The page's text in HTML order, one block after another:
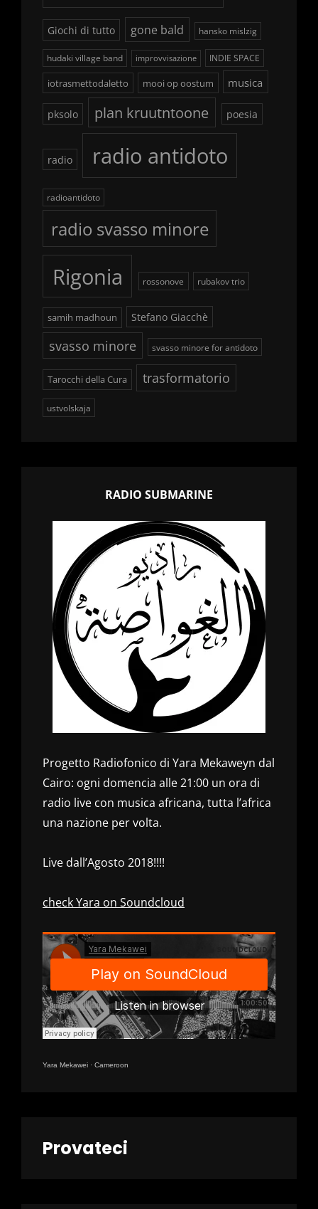
Giochi di tutto gone bald hansko mislzig
hudaki village band improvvisazione INDIE SPACE
iotrasmettodaletto mooi op oostum musica
pksolo plan kruutntoone poesia
radio radio antidoto
radioantidoto
radio svasso minore
Rigonia rossonove rubakov trio
samih madhoun Stefano Giacchè
svasso minore svasso minore for antidoto
Tarocchi della Cura trasformatorio
ustvolskaja
RADIO SUBMARINE
Progetto Radiofonico di Yara Mekaweyn dal
Cairo: ogni domencia alle 21:00 un ora di
radio live con musica africana, tutta l’africa
una nazione per volta.
Live dall’Agosto 2018!!!!
check Yara on Soundcloud
Yara Mekawei · Cameroon
Provateci